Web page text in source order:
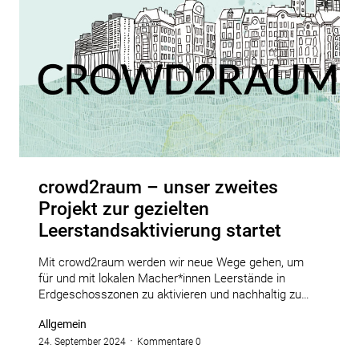
crowd2raum – unser zweites
Projekt zur gezielten
Leerstandsaktivierung startet
Mit crowd2raum werden wir neue Wege gehen, um
für und mit lokalen Macher*innen Leerstände in
Erdgeschosszonen zu aktivieren und nachhaltig zu…
Allgemein
24. September 2024 Kommentare 0